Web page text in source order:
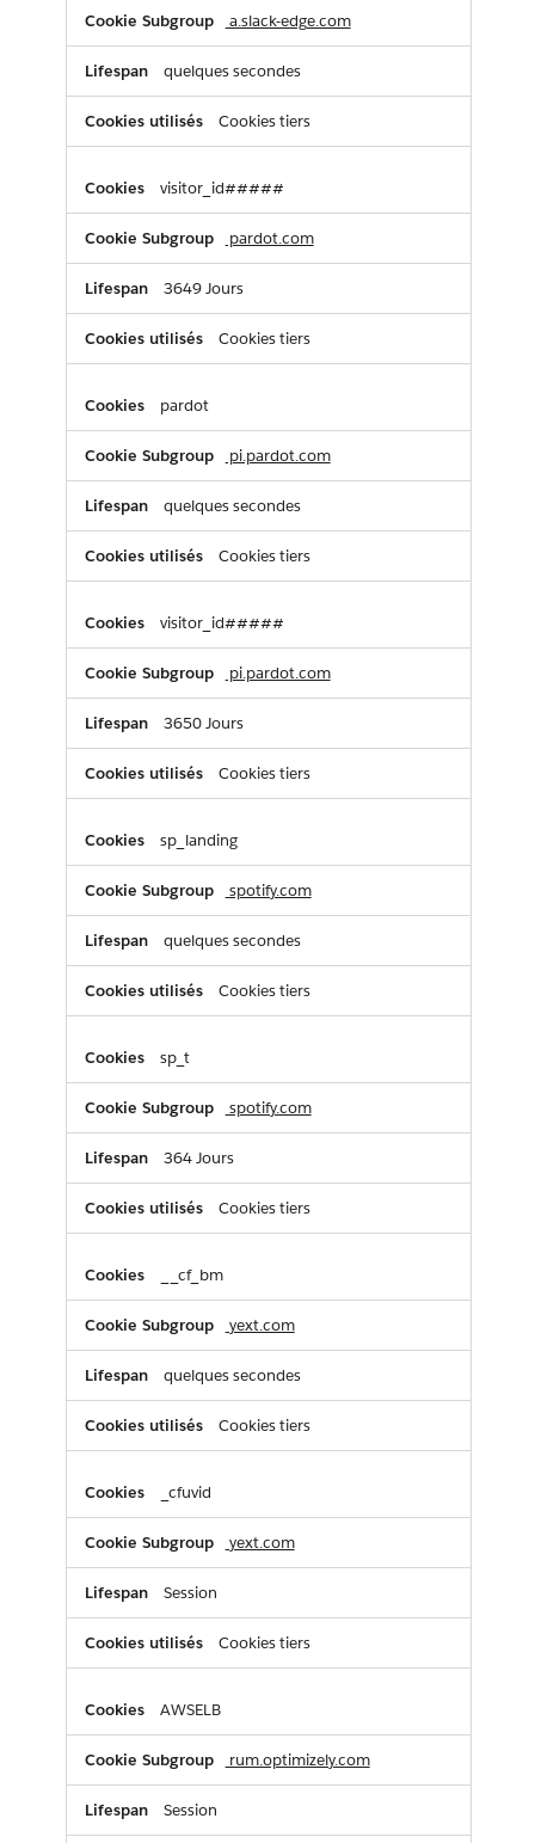
a.slack-edge.com
quelques secondes
Cookies tiers
visitor_id#####
pardot.com
3649 Jours
Cookies tiers
pardot
pi.pardot.com
quelques secondes
Cookies tiers
visitor_id#####
pi.pardot.com
3650 Jours
Cookies tiers
sp_landing
spotify.com
quelques secondes
Cookies tiers
sp_t
spotify.com
364 Jours
Cookies tiers
__cf_bm
yext.com
quelques secondes
Cookies tiers
_cfuvid
yext.com
Session
Cookies tiers
AWSELB
rum.optimizely.com
Session